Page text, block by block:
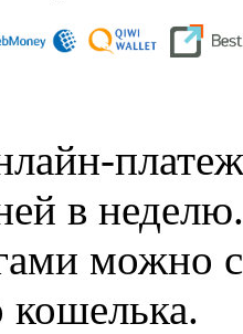
в
можно
кошелька.